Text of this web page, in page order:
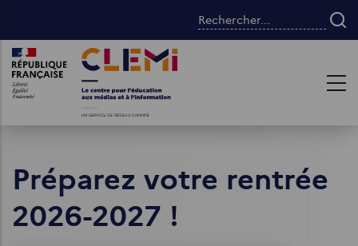
contenu
principal
Rechercher...
Images Images
Préparez votre rentrée
2026-2027 !